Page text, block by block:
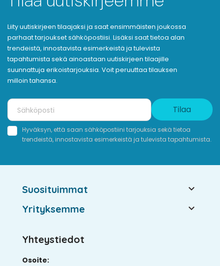
Liity uutiskirjeen tilaajaksi ja saat ensimmäisten joukossa
parhaat tarjoukset sähköpostiisi. Lisäksi saat tietoa alan
trendeistä, innostavista esimerkeistä ja tulevista
tapahtumista sekä ainoastaan uutiskirjeen tilaajille
suunnattuja erikoistarjouksia. Voit peruuttaa tilauksen
milloin tahansa.
Tilaa
Hyväksyn, että saan sähköpostiini tarjouksia sekä tietoa
trendeistä, innostavista esimerkeistä ja tulevista tapahtumista.
Suosituimmat 
Yrityksemme 
Yhteystiedot
Osoite: